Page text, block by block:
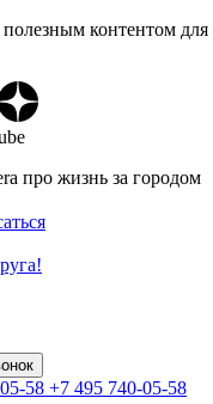
контентом для
про жизнь за городом
58 +7 495 740-05-58